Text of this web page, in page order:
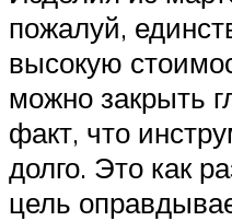
пожалуй,
высокую
можно закрыть
факт, что
долго. Это как
цель